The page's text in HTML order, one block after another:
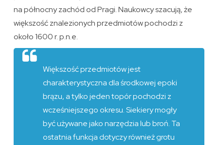
na północny zachód od Pragi. Naukowcy szacują, że
większość znalezionych przedmiotów pochodzi z
około 1600 r. p.n.e.
Większość przedmiotów jest
charakterystyczna dla środkowej epoki
brązu, a tylko jeden topór pochodzi z
wcześniejszego okresu. Siekiery mogły
być używane jako narzędzia lub broń. Ta
ostatnia funkcja dotyczy również grotu